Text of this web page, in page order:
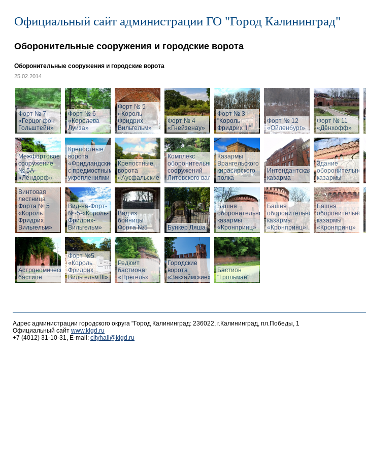
Официальный сайт администрации ГО "Город Калининград"
Оборонительные сооружения и городские ворота
Оборонительные сооружения и городские ворота
25.02.2014
Форт № 7
«Герцог фон
Гольштейн»
Форт № 6
«Королева
Луиза»
Форт № 5
«Король
Фридрих
Вильгельм»
Форт № 4
«Гнейзенау»
Форт № 3
"Король
Фридрих III"
Форт № 12
«Ойленбург»
Форт № 11
«Дёнхофф»
Межфортовое
сооружение
№ 5А
«Лендорф»
Крепостные
ворота
«Фридландские»
с предмостными
укреплениями
Крепостные
ворота
«Аусфальские»
Комплекс
оборонительных
сооружений
Литовского вала
Казармы
Врангельского
кирасирского
полка
Интендантская
казарма
Здание
оборонительной
казармы
Винтовая
лестница
Форта № 5
«Король
Фридрих
Вильгельм»
Вид-на-Форт-
№-5-«Король-
Фридрих-
Вильгельм»
Вид из
бойницы
Форта №5
Бункер Ляша
Башня
оборонительной
казармы
«Кронпринц»
Башня
оборонительной
казармы
«Кронпринц»
Башня
оборонительной
казармы
«Кронпринц»
Астрономический
бастион
Форт №5
«Король
Фридрих
Вильгельм III»
Редюит
бастиона
«Прегель»
Городские
ворота
«Закхаймские»
Бастион
"Грольман"
Адрес администрации городского округа "Город Калининград: 236022, г.Калининград, пл.Победы, 1
Официальный сайт www.klgd.ru
+7 (4012) 31-10-31, E-mail: cityhall@klgd.ru